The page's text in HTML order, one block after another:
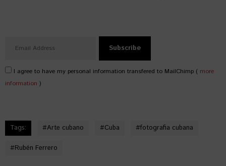
I agree to have my personal information transfered to MailChimp ( more
information )
Tags: #Arte cubano #Cuba #fotografia cubana
#Rubén Ferrero